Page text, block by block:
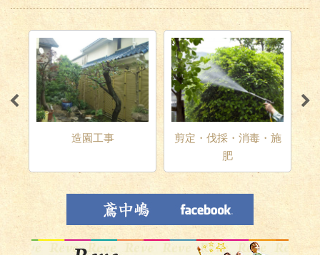
造園工事
剪定・伐採・消毒・施
肥